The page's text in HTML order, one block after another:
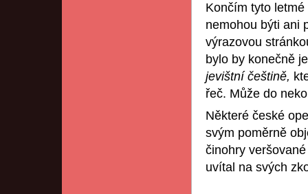
Končím tyto
nemohou býti ani
výrazovou
bylo by konečně
jevištní češtině,
řeč. Může do
Některé české
svým poměrně
činohry
uvítal na svých